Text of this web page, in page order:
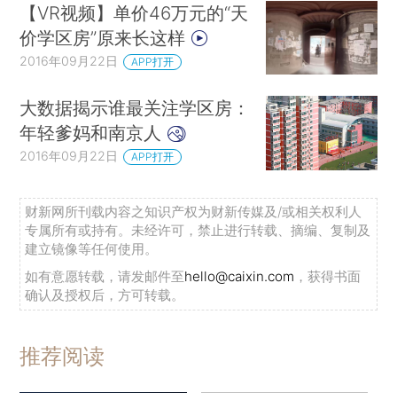
【VR视频】单价46万元的“天
价学区房”原来长这样
2016年09月22日 APP打开
大数据揭示谁最关注学区房：
年轻爹妈和南京人
2016年09月22日 APP打开
财新网所刊载内容之知识产权为财新传媒及/或相关权利人
专属所有或持有。未经许可，禁止进行转载、摘编、复制及
建立镜像等任何使用。
如有意愿转载，请发邮件至hello@caixin.com ，获得书面
确认及授权后，方可转载。
推荐阅读